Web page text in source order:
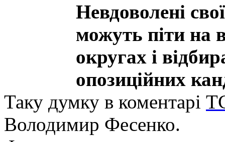
Невдоволені
можуть піти на
округах і
опозиційних
Таку думку в коментарі
Володимир Фесенко.